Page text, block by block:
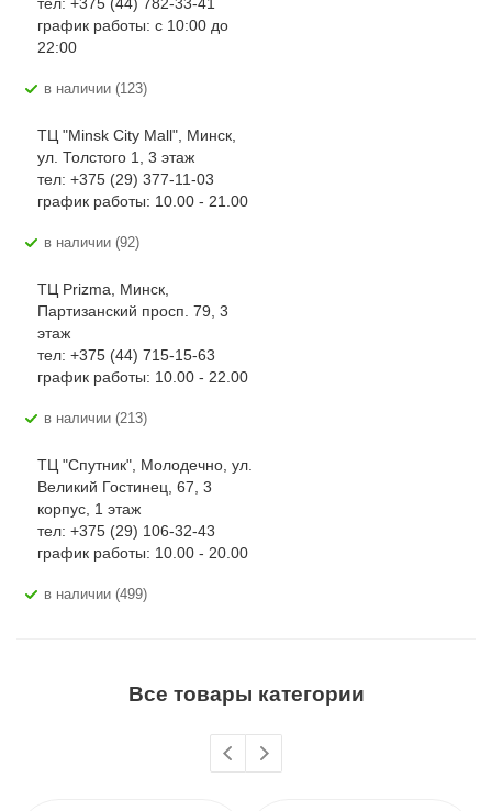
график работы: с 10:00 до
22:00
В наличии (123)
ТЦ "Minsk City Mall", Минск,
ул. Толстого 1, 3 этаж
тел: +375 (29) 377-11-03
график работы: 10.00 - 21.00
В наличии (92)
ТЦ Prizma, Минск,
Партизанский просп. 79, 3
этаж
тел: +375 (44) 715-15-63
график работы: 10.00 - 22.00
В наличии (213)
ТЦ "Спутник", Молодечно, ул.
Великий Гостинец, 67, 3
корпус, 1 этаж
тел: +375 (29) 106-32-43
график работы: 10.00 - 20.00
В наличии (499)
Все товары категории